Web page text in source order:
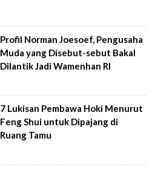
Profil Norman Joesoef, Pengusaha
Muda yang Disebut-sebut Bakal
Dilantik Jadi Wamenhan RI
7 Lukisan Pembawa Hoki Menurut
Feng Shui untuk Dipajang di
Ruang Tamu